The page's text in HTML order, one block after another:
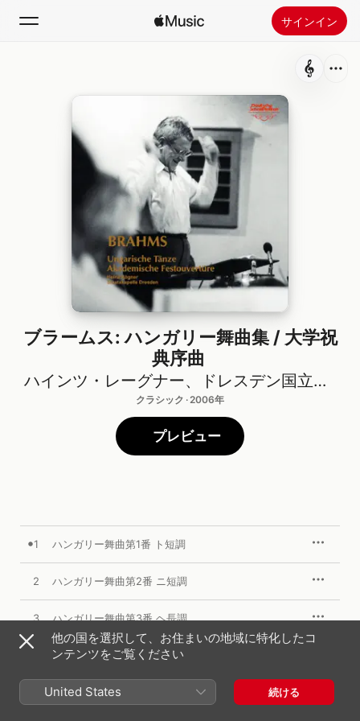
サインイン
新着おすすめ
Apple Musicをインストール
ブラームス: ハンガリー舞曲集 / 大学祝
典序曲
ハインツ・レーグナー、 ドレスデン国立歌劇場管弦楽団
クラシック · 2006年
プレビュー
1 ハンガリー舞曲第1番 ト短調
2 ハンガリー舞曲第2番 ニ短調
3 ハンガリー舞曲第3番 ヘ長調
ハンガリー舞曲第5番 ト短調
ハンガリー舞曲第6番 ニ長調
他の国を選択して、お住まいの地域に特化したコ
ンテンツをご覧ください
United States 続ける